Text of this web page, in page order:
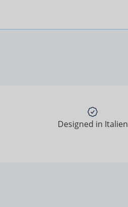
Designed in Italien